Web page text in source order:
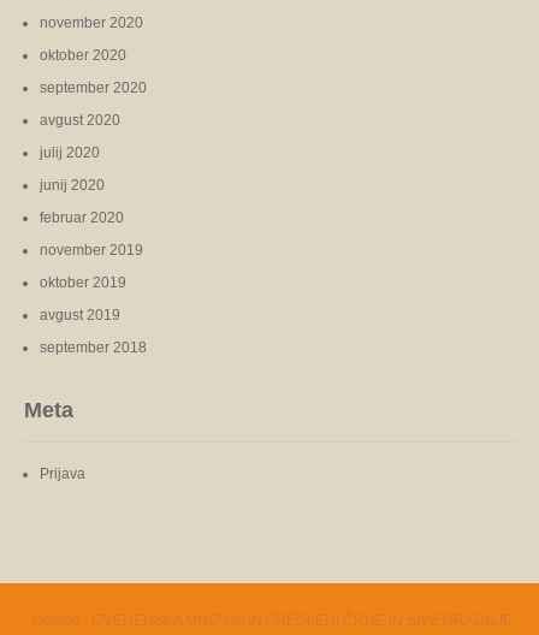
november 2020
oktober 2020
september 2020
avgust 2020
julij 2020
junij 2020
februar 2020
november 2019
oktober 2019
avgust 2019
september 2018
Meta
Prijava
Domov IZVEDENSKA MNENJA IN PREGLEDI ČRNE IN SIVE GRADNJE